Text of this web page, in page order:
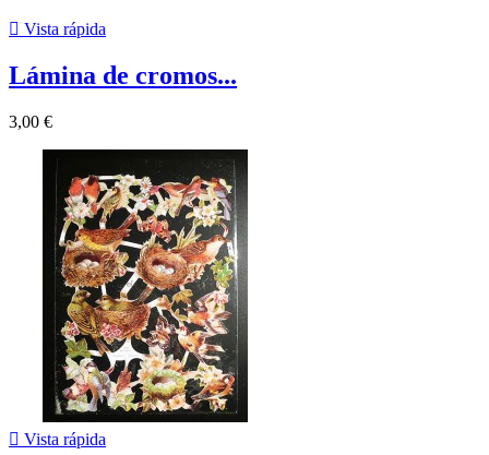
 Vista rápida
Lámina de cromos...
3,00 €
 Vista rápida